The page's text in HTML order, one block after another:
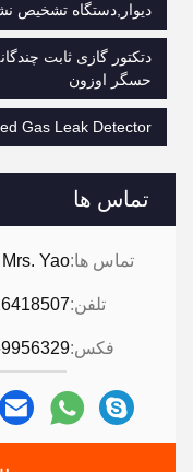
تماس ها
تماس ها:Mrs. Yao
تلفن:
فکس:
دیوار,دستگاه تشخیص
حسگر اوزون
Gas Leak Detector